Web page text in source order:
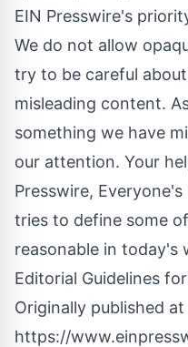
EIN Presswire's
We do not allow
try to be careful
misleading content.
something we have
our attention. Your
Presswire,
tries to define some
reasonable in today's
Editorial Guidelines
Originally published at
https://